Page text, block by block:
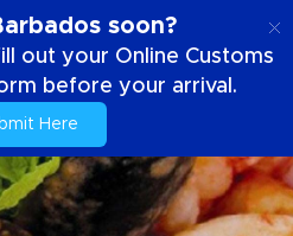
soon?
out your Online Customs
before your arrival.
Here